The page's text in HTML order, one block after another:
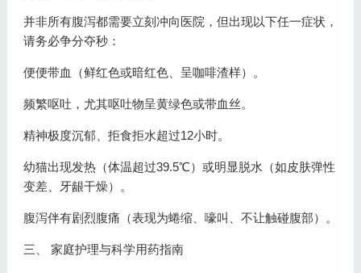
并非所有腹泻都需要立刻冲向医院，但出现以下任一症状，
请务必争分夺秒：
便便带血（鲜红色或暗红色、呈咖啡渣样）。
频繁呕吐，尤其呕吐物呈黄绿色或带血丝。
精神极度沉郁、拒食拒水超过12小时。
幼猫出现发热（体温超过39.5℃）或明显脱水（如皮肤弹性
变差、牙龈干燥）。
腹泻伴有剧烈腹痛（表现为蜷缩、嚎叫、不让触碰腹部）。
三、 家庭护理与科学用药指南